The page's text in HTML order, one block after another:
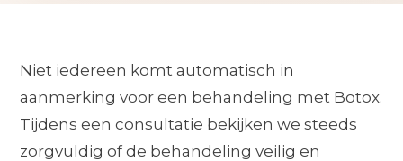
Niet iedereen komt automatisch in
aanmerking voor een behandeling met Botox.
Tijdens een consultatie bekijken we steeds
zorgvuldig of de behandeling veilig en